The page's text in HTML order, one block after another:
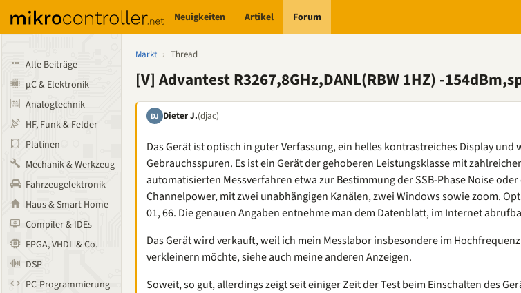
Neuigkeiten Artikel Forum
Alle Beiträge
µC & Elektronik
Analogtechnik
HF, Funk & Felder
Platinen
Mechanik & Werkzeug
Fahrzeugelektronik
Haus & Smart Home
Compiler & IDEs
FPGA, VHDL & Co.
DSP
PC-Programmierung
Markt › Thread
[V] Advantest R3267,8GHz,DANL(RBW 1HZ) -
DJ Dieter J.(djac)
Das Gerät ist optisch in guter Verfassung, ein helles kontrastreiches Display und
Gebrauchsspuren. Es ist ein Gerät der gehoberen Leistungsklasse mit
automatisierten Messverfahren etwa zur Bestimmung der SSB-Phase Noise
Channelpower, mit zwei unabhängigen Kanälen, zwei Windows sowie zoom.
01, 66. Die genauen Angaben entnehme man dem Datenblatt, im Internet
Das Gerät wird verkauft, weil ich mein Messlabor insbesondere im
verkleinern möchte, siehe auch meine anderen Anzeigen.
Soweit, so gut, allerdings zeigt seit einiger Zeit der Test beim Einschalten des